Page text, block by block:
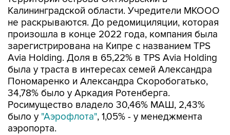
Калининградской области. Учредители МКООО
не раскрываются. До редомициляции, которая
произошла в конце 2022 года, компания была
зарегистрирована на Кипре с названием TPS
Avia Holding. Доля в 65,22% в TPS Avia Holding
была у траста в интересах семей Александра
Пономаренко и Александра Скоробогатько,
34,78% было у Аркадия Ротенберга.
Росимущество владело 30,46% МАШ, 2,43%
было у "Аэрофлота", 1,05% - у менеджмента
аэропорта.